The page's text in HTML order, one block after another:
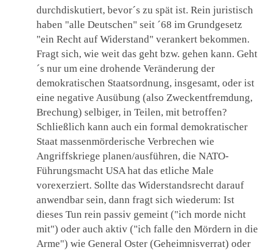
durchdiskutiert, bevor´s zu spät ist. Rein juristisch
haben "alle Deutschen" seit ´68 im Grundgesetz
"ein Recht auf Widerstand" verankert bekommen.
Fragt sich, wie weit das geht bzw. gehen kann. Geht
´s nur um eine drohende Veränderung der
demokratischen Staatsordnung, insgesamt, oder ist
eine negative Ausübung (also Zweckentfremdung,
Brechung) selbiger, in Teilen, mit betroffen?
Schließlich kann auch ein formal demokratischer
Staat massenmörderische Verbrechen wie
Angriffskriege planen/ausführen, die NATO-
Führungsmacht USA hat das etliche Male
vorexerziert. Sollte das Widerstandsrecht darauf
anwendbar sein, dann fragt sich wiederum: Ist
dieses Tun rein passiv gemeint ("ich morde nicht
mit") oder auch aktiv ("ich falle den Mördern in die
Arme") wie General Oster (Geheimnisverrat) oder